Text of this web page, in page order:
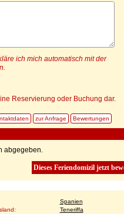
ich mich automatisch mit der
Reservierung oder Buchung dar.
zur Anfrage Bewertungen
abgegeben.
Dieses Feriendomizil jetzt
Spanien
Teneriffa